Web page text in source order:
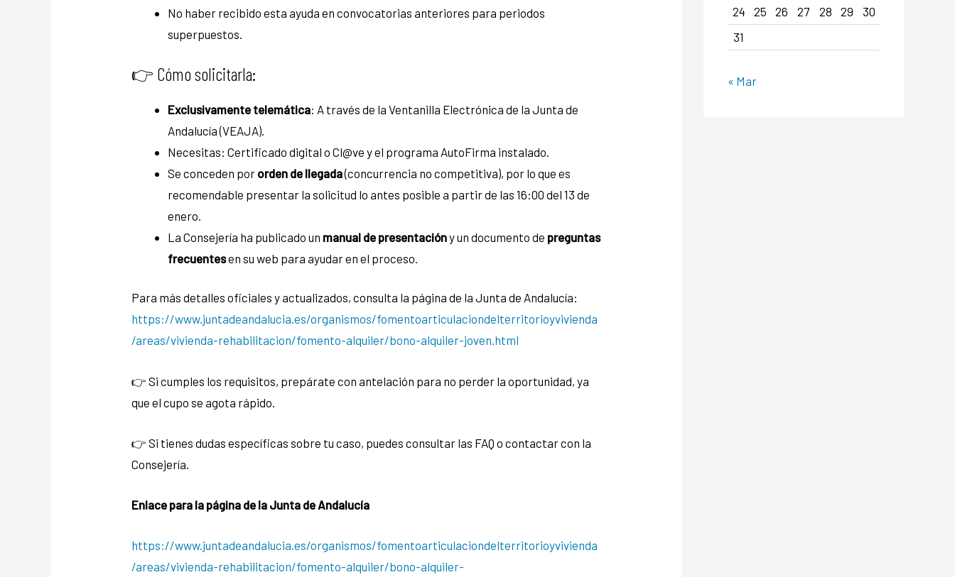
No haber recibido esta ayuda en convocatorias anteriores para periodos
superpuestos.
​👉​ Cómo solicitarla:
Exclusivamente telemática: A través de la Ventanilla Electrónica de la Junta de
Andalucía (VEAJA).
Necesitas: Certificado digital o Cl@ve y el programa AutoFirma instalado.
Se conceden por orden de llegada(concurrencia no competitiva), por lo que es
recomendable presentar la solicitud lo antes posible a partir de las 16:00 del 13 de
enero.
La Consejería ha publicado un manual de presentacióny un documento de preguntas
frecuentesen su web para ayudar en el proceso.
Para más detalles oficiales y actualizados, consulta la página de la Junta de Andalucía:
https://www.juntadeandalucia.es/organismos/fomentoarticulaciondelterritorioyvivienda
/areas/vivienda-rehabilitacion/fomento-alquiler/bono-alquiler-joven.html
​👉 ​Si cumples los requisitos, prepárate con antelación para no perder la oportunidad, ya
que el cupo se agota rápido.
​👉​ Si tienes dudas específicas sobre tu caso, puedes consultar las FAQ o contactar con la
Consejería.
Enlace para la página de la Junta de Andalucía
https://www.juntadeandalucia.es/organismos/fomentoarticulaciondelterritorioyvivienda
/areas/vivienda-rehabilitacion/fomento-alquiler/bono-alquiler-
24
25 26 27 28 29
30
31
« Mar